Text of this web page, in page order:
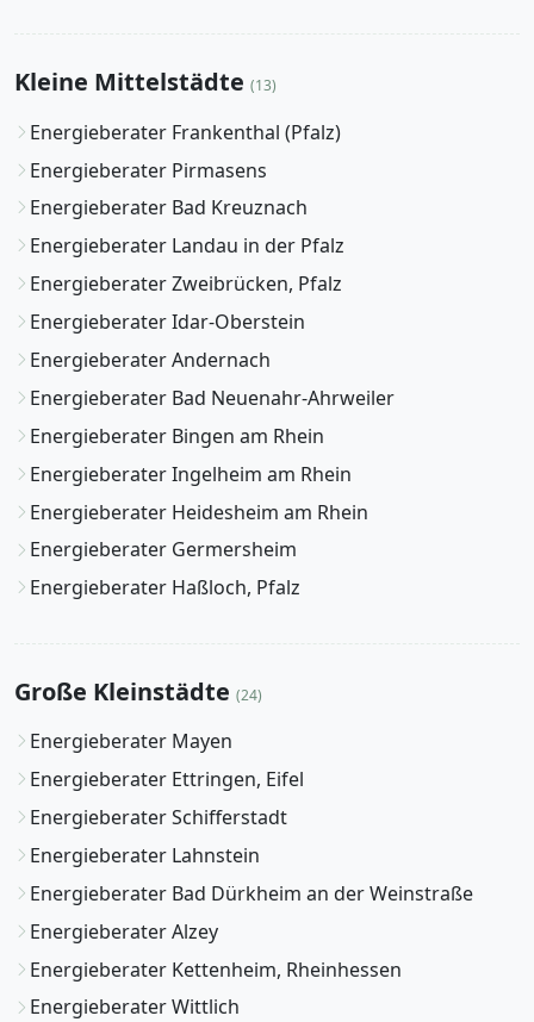
Kleine Mittelstädte (13)
Energieberater Frankenthal (Pfalz)
Energieberater Pirmasens
Energieberater Bad Kreuznach
Energieberater Landau in der Pfalz
Energieberater Zweibrücken, Pfalz
Energieberater Idar-Oberstein
Energieberater Andernach
Energieberater Bad Neuenahr-Ahrweiler
Energieberater Bingen am Rhein
Energieberater Ingelheim am Rhein
Energieberater Heidesheim am Rhein
Energieberater Germersheim
Energieberater Haßloch, Pfalz
Große Kleinstädte (24)
Energieberater Mayen
Energieberater Ettringen, Eifel
Energieberater Schifferstadt
Energieberater Lahnstein
Energieberater Bad Dürkheim an der Weinstraße
Energieberater Alzey
Energieberater Kettenheim, Rheinhessen
Energieberater Wittlich